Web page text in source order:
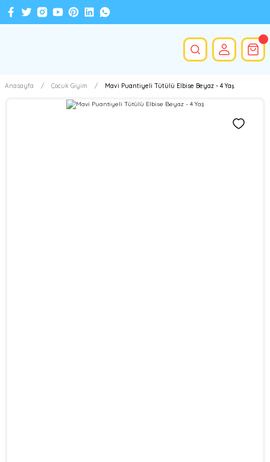
Anasayfa Çocuk Giyim Mavi Puantiyeli Tütülü Elbise Beyaz - 4 Yaş